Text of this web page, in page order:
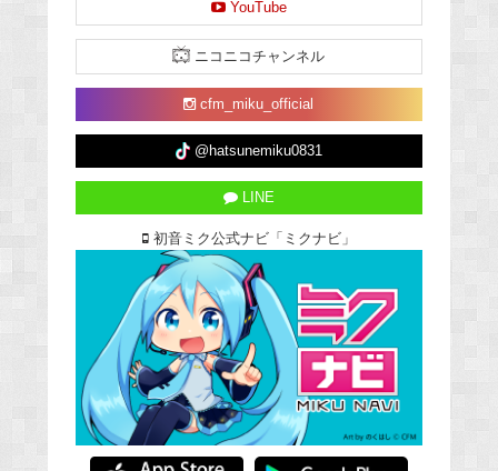
YouTube
ニコニコチャンネル
cfm_miku_official
@hatsunemiku0831
LINE
初音ミク公式ナビ「ミクナビ」